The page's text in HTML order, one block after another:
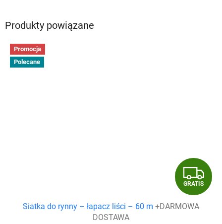
Produkty powiązane
Promocja
Polecane
G
R
GRATIS
Siatka do rynny – łapacz liści – 60 m +DARMOWA
DOSTAWA